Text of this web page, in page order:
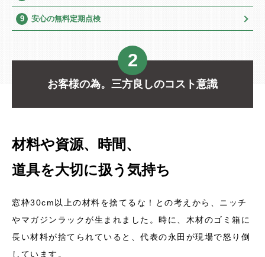
9 安心の無料定期点検
2
お客様の為。三方良しのコスト意識
材料や資源、時間、
道具を大切に扱う気持ち
窓枠30cm以上の材料を捨てるな！との考えから、ニッチ
やマガジンラックが生まれました。時に、木材のゴミ箱に
長い材料が捨てられていると、代表の永田が現場で怒り倒
しています。